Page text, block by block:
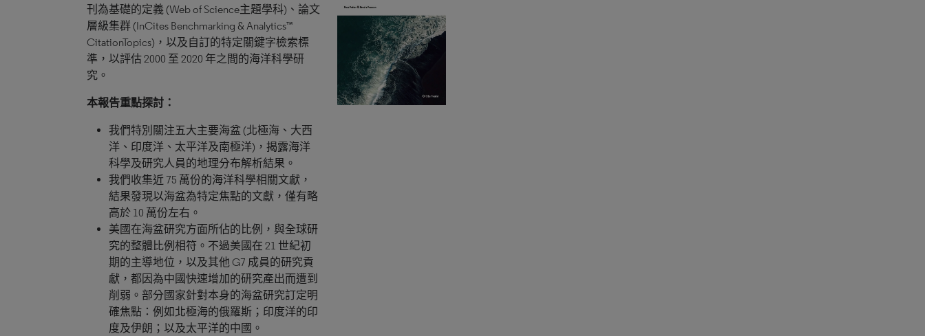
刊為基礎的定義 (Web of Science主題學科)、論文
層級集群 (InCites Benchmarking & Analytics™
CitationTopics)，以及自訂的特定關鍵字檢索標
準，以評估 2000 至 2020 年之間的海洋科學研
究。
本報告重點探討：
我們特別關注五大主要海盆 (北極海、大西
洋、印度洋、太平洋及南極洋)，揭露海洋
科學及研究人員的地理分布解析結果。
我們收集近 75 萬份的海洋科學相關文獻，
結果發現以海盆為特定焦點的文獻，僅有略
高於 10 萬份左右。
美國在海盆研究方面所佔的比例，與全球研
究的整體比例相符。不過美國在 21 世紀初
期的主導地位，以及其他 G7 成員的研究貢
獻，都因為中國快速增加的研究產出而遭到
削弱。部分國家針對本身的海盆研究訂定明
確焦點：例如北極海的俄羅斯；印度洋的印
度及伊朗；以及太平洋的中國。